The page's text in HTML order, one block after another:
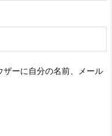
ーに自分の名前、メール